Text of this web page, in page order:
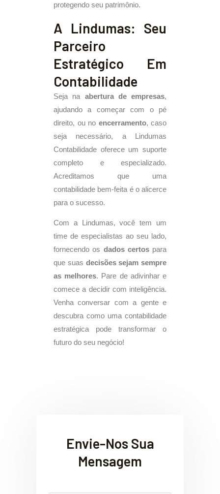
protegendo seu patrimônio.
A Lindumas: Seu
Parceiro
Estratégico Em
Contabilidade
Seja na abertura de empresas,
ajudando a começar com o pé
direito, ou no encerramento, caso
seja necessário, a Lindumas
Contabilidade oferece um suporte
completo e especializado.
Acreditamos que uma
contabilidade bem-feita é o alicerce
para o sucesso.
Com a Lindumas, você tem um
time de especialistas ao seu lado,
fornecendo os dados certospara
que suas decisões sejam sempre
as melhores. Pare de adivinhar e
comece a decidir com inteligência.
Venha conversar com a gente e
descubra como uma contabilidade
estratégica pode transformar o
futuro do seu negócio!
Envie-Nos Sua
Mensagem